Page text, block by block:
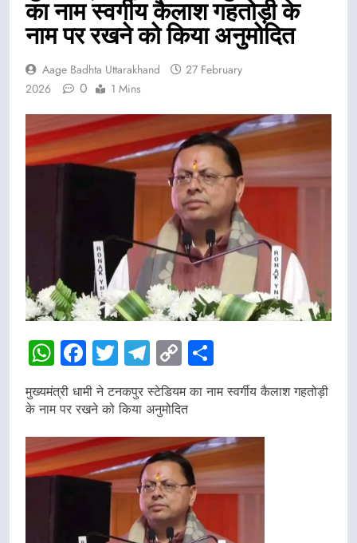
का नाम स्वर्गीय कैलाश गहतोड़ी के
नाम पर रखने को किया अनुमोदित
Aage Badhta Uttarakhand
27 February
2026
0 1 Mins
WhatsApp
Facebook
Twitter
Telegram
Copy
मुख्यमंत्री धामी ने टनकपुर स्टेडियम का नाम स्वर्गीय कैलाश गहतोड़ी
के नाम पर रखने को किया अनुमोदित